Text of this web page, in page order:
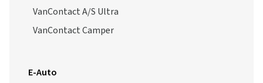
VanContact A/S Ultra
VanContact Camper
E-Auto